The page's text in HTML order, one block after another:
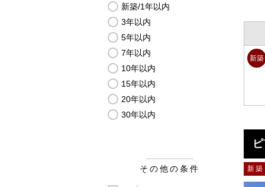
新築
新築
新築/1年以内
3年以内
5年以内
7年以内
10年以内
15年以内
20年以内
30年以内
その他の条件